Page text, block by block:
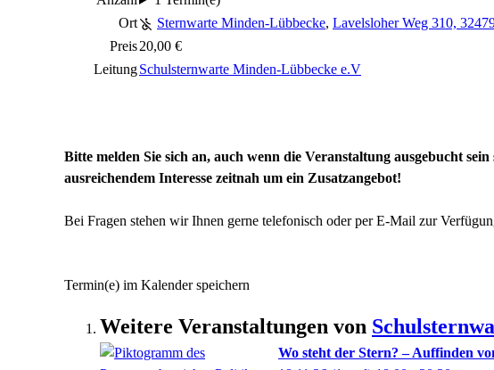
Ort
Sternwarte Minden-Lübbecke, Lavelsloher Weg 310,
Preis20,00 €
LeitungSchulsternwarte Minden-Lübbecke e.V
Bitte melden Sie sich an, auch wenn die Veranstaltung ausgebucht
ausreichendem Interesse zeitnah um ein Zusatzangebot!
Bei Fragen stehen wir Ihnen gerne telefonisch oder per E-Mail zur
Termin(e) im Kalender speichern
Weitere Veranstaltungen von
Wo steht der Stern? – Auffinden